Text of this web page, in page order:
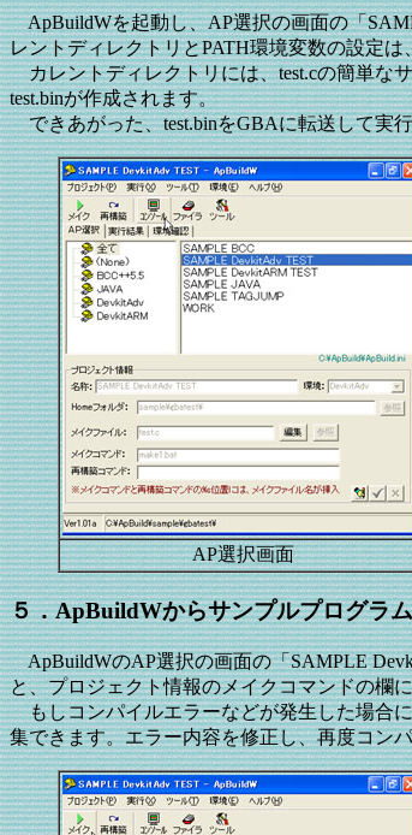
ApBuildWを起動し、AP選択の画面の「
レントディレクトリとPATH環境変数の設定
カレントディレクトリには、test.cの簡単な
test.binが作成されます。
できあがった、test.binをGBAに転送して実
AP選択画面
５．ApBuildWからサンプルプログラ
ApBuildWのAP選択の画面の「SAMPLE
と、プロジェクト情報のメイクコマンドの欄
もしコンパイルエラーなどが発生した場合に
集できます。エラー内容を修正し、再度コン